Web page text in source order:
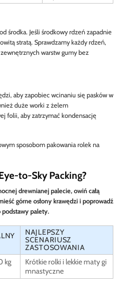
środka. Jeśli środkowy rdzeń zapadnie
stratą. Sprawdzamy każdy rdzeń,
warstw gumy bez
aby zapobiec wcinaniu się pasków w
duże worki z żelem
folii, aby zatrzymać kondensację
sposobom pakowania rolek na
to-Sky Packing?
drewnianej palecie, owiń całą
górne osłony krawędzi i poprowadź
podstawy palety.
NAJLEPSZY
SCENARIUSZ
ZASTOSOWANIA
kg
Krótkie rolki i lekkie maty gi
mnastyczne